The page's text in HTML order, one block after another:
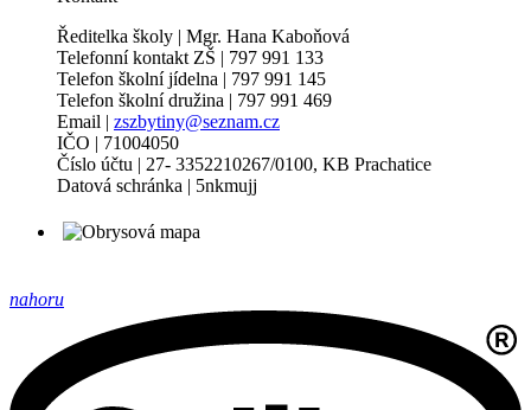
Ředitelka školy | Mgr. Hana Kaboňová
Telefonní kontakt ZŠ | 797 991 133
Telefon školní jídelna | 797 991 145
Telefon školní družina | 797 991 469
Email | zszbytiny@seznam.cz
IČO | 71004050
Číslo účtu | 27- 3352210267/0100, KB Prachatice
Datová schránka | 5nkmujj
nahoru